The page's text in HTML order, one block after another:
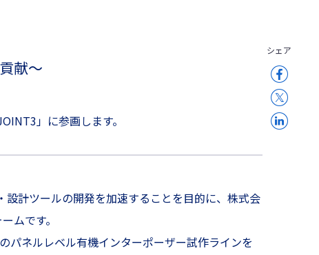
献～
」に参画します。
計ツールの開発を加速することを目的に、株式会
ムです。
ネルレベル有機インターポーザー試作ラインを
シェア